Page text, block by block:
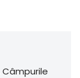
Câmpurile